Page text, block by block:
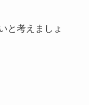
と考えましょ